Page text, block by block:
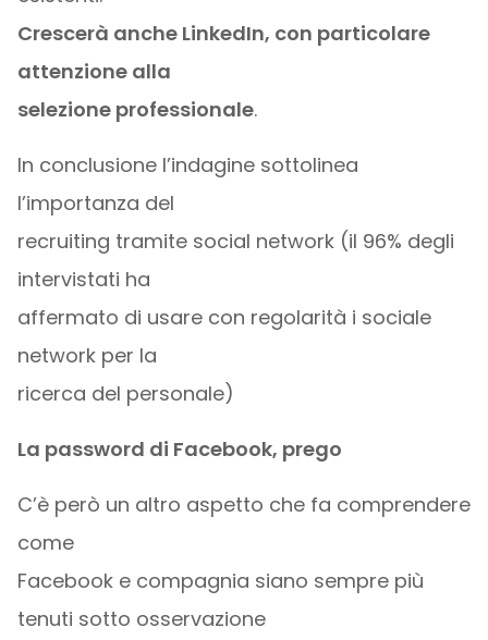
Crescerà anche LinkedIn, con particolare
attenzione alla
selezione professionale.
In conclusione l’indagine sottolinea
l’importanza del
recruiting tramite social network (il 96% degli
intervistati ha
affermato di usare con regolarità i sociale
network per la
ricerca del personale)
La password di Facebook, prego
C’è però un altro aspetto che fa comprendere
come
Facebook e compagnia siano sempre più
tenuti sotto osservazione